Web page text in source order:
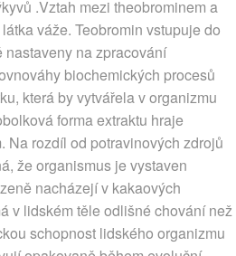
.Vztah mezi theobrominem a
váže. Teobromin vstupuje do
na zpracování
biochemických procesů
která by vytvářela v organizmu
forma extraktu hraje
Na rozdíl od potravinových zdrojů
že organismus je vystaven
nacházejí v kakaových
v lidském těle odlišné chování než
schopnost lidského organizmu